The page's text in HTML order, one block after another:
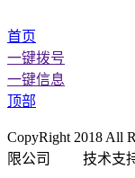
首页
一键拨号
一键信息
顶部
CopyRight 2018 All
限公司 技术支